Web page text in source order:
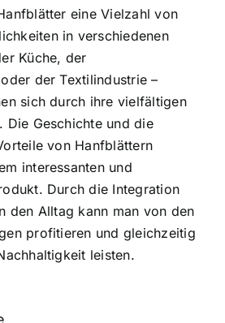
eine Vielzahl von
in verschiedenen
Küche, der
der Textilindustrie –
sich durch ihre vielfältigen
Die Geschichte und die
von Hanfblättern
interessanten und
Durch die Integration
den Alltag kann man von den
profitieren und gleichzeitig
leisten.